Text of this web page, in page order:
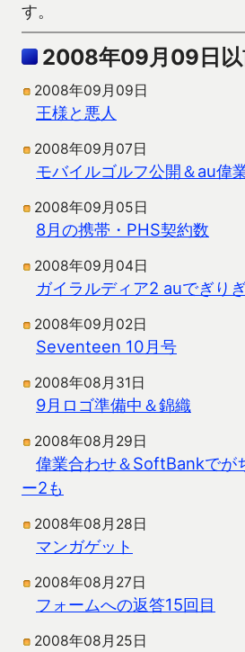
す。
2008年09月09日以
2008年09月09日
王様と悪人
2008年09月07日
モバイルゴルフ公開＆au偉
2008年09月05日
8月の携帯・PHS契約数
2008年09月04日
ガイラルディア2 auでぎり
2008年09月02日
Seventeen 10月号
2008年08月31日
9月ロゴ準備中＆錦織
2008年08月29日
偉業合わせ＆SoftBankでが
ー2も
2008年08月28日
マンガゲット
2008年08月27日
フォームへの返答15回目
2008年08月25日